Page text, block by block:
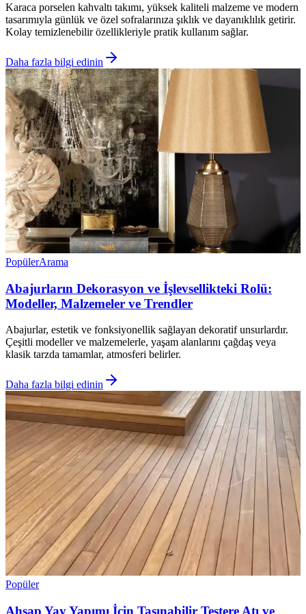
Karaca porselen kahvaltı takımı, yüksek kaliteli malzeme ve modern
tasarımıyla günlük ve özel sofralarınıza şıklık ve dayanıklılık getirir.
Kolay temizlenebilir özellikleriyle pratik kullanım sağlar.
Daha fazla bilgi edinin
PopülerArama
Abajurların Dekorasyon ve İşlevsellikteki Rolü:
Modeller, Malzemeler ve Trendler
Abajurlar, estetik ve fonksiyonellik sağlayan dekoratif unsurlardır.
Çeşitli modeller ve malzemelerle, yaşam alanlarını çağdaş veya
klasik tarzda tamamlar, atmosferi belirler.
Daha fazla bilgi edinin
Popüler
Ahşap Yay Yapımı İçin Taşınabilir Testere Atı ve